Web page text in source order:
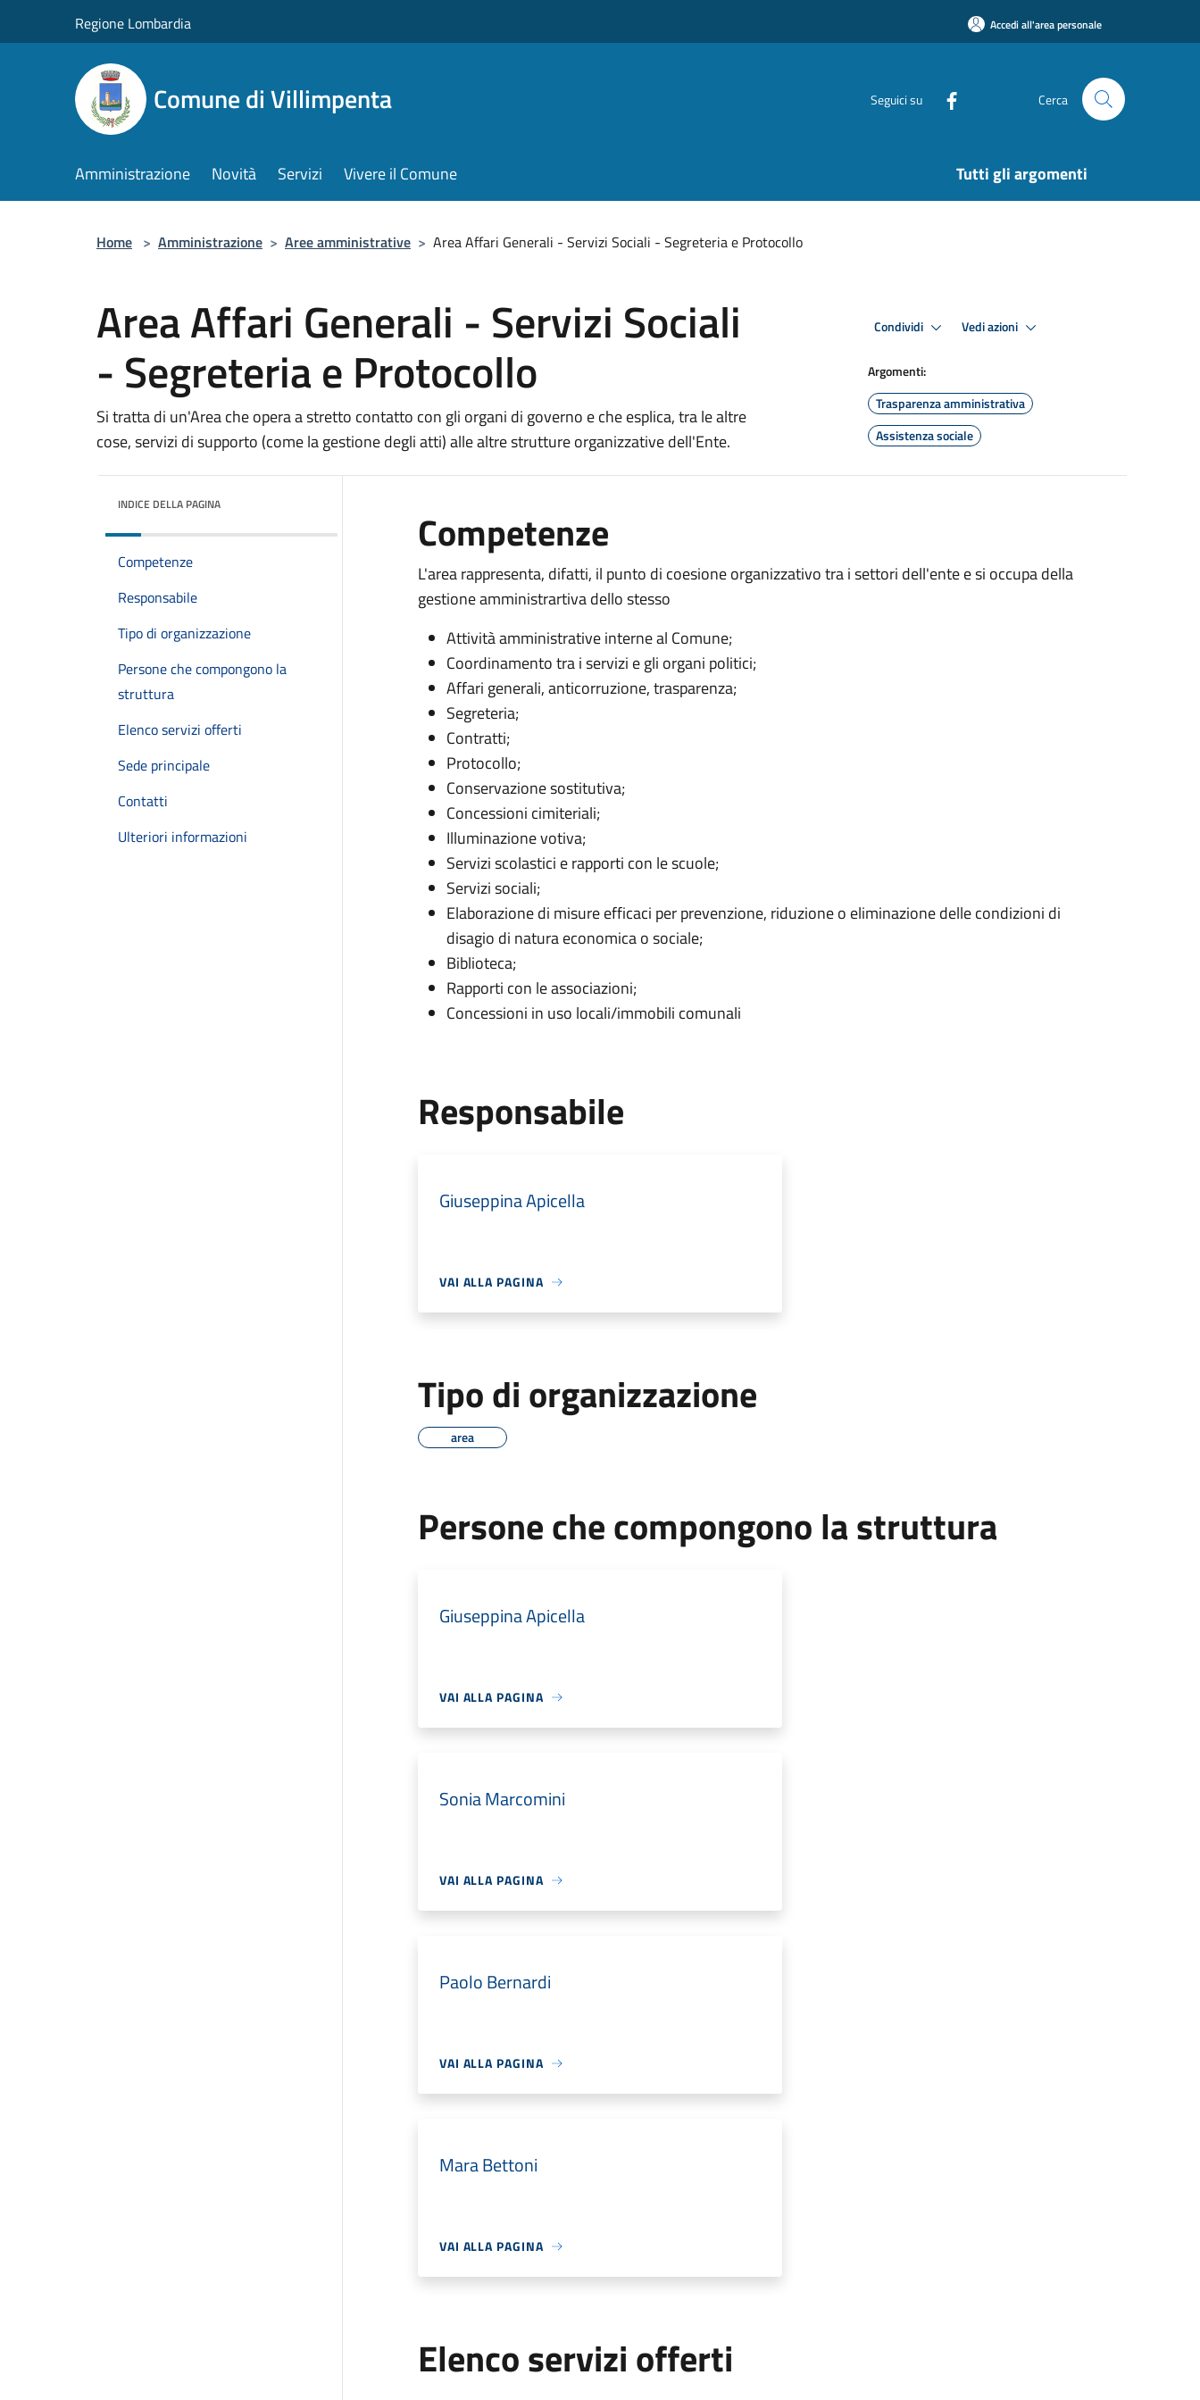
Regione Lombardia Accedi all'area personale
Comune di Villimpenta Seguici su Cerca
Amministrazione Novità Servizi Vivere il Comune Tutti gli argomenti
Home > Amministrazione > Aree amministrative > Area Affari Generali - Servizi Sociali - Segreteria e Protocollo
Area Affari Generali - Servizi Sociali
- Segreteria e Protocollo
Si tratta di un'Area che opera a stretto contatto con gli organi di governo e che esplica, tra le altre
cose, servizi di supporto (come la gestione degli atti) alle altre strutture organizzative dell'Ente.
Condividi Vedi azioni
Argomenti:
Trasparenza amministrativa
Assistenza sociale
INDICE DELLA PAGINA
Competenze
Responsabile
Tipo di organizzazione
Persone che compongono la
struttura
Elenco servizi offerti
Sede principale
Contatti
Ulteriori informazioni
Competenze
L'area rappresenta, difatti, il punto di coesione organizzativo tra i settori dell'ente e si occupa della
gestione amministrartiva dello stesso
Attività amministrative interne al Comune;
Coordinamento tra i servizi e gli organi politici;
Affari generali, anticorruzione, trasparenza;
Segreteria;
Contratti;
Protocollo;
Conservazione sostitutiva;
Concessioni cimiteriali;
Illuminazione votiva;
Servizi scolastici e rapporti con le scuole;
Servizi sociali;
Elaborazione di misure efficaci per prevenzione, riduzione o eliminazione delle condizioni di
disagio di natura economica o sociale;
Biblioteca;
Rapporti con le associazioni;
Concessioni in uso locali/immobili comunali
Responsabile
Giuseppina Apicella
VAI ALLA PAGINA
Tipo di organizzazione
area
Persone che compongono la struttura
Giuseppina Apicella
VAI ALLA PAGINA
Sonia Marcomini
VAI ALLA PAGINA
Paolo Bernardi
VAI ALLA PAGINA
Mara Bettoni
VAI ALLA PAGINA
Elenco servizi offerti